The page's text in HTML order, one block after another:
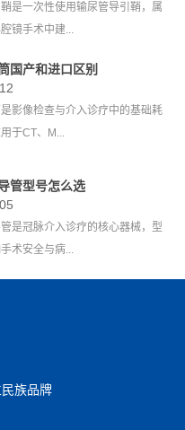
是一次性使用输尿管导引鞘，属
镜手术中建...
国产和进口区别
影像检查与介入诊疗中的基础耗
于CT、M...
管型号怎么选
是冠脉介入诊疗的核心器械，型
术安全与病...
族品牌